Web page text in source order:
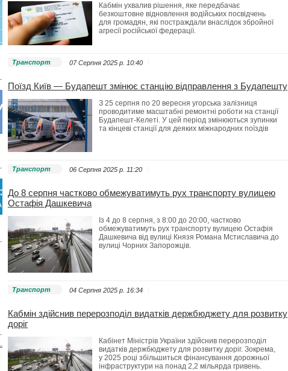
Кабмін ухвалив рішення, яке передбачає
безкоштовне відновлення водійських посвідчень
для громадян, які постраждали внаслідок збройної
агресії російської федерації.
Транспорт 07 Серпня 2025 p. 10:40
Поїзд Київ — Будапешт змінює станцію відправлення з Будапешту
З 25 серпня по 20 вересня угорська залізниця
проводитиме масштабні ремонтні роботи на станції
Будапешт-Келеті. У цей період змінюються зупинки
та кінцеві станції для деяких міжнародних поїздів
Транспорт 06 Серпня 2025 p. 11:20
До 8 серпня частково обмежуватимуть рух транспорту вулицею
Остафія Дашкевича
Із 4 до 8 серпня, з 8:00 до 20:00, частково
обмежуватимуть рух транспорту вулицею Остафія
Дашкевича від вулиці Князя Романа Мстиславича до
вулиці Чорних Запорожців.
Транспорт 04 Серпня 2025 p. 16:34
Кабмін здійснив перерозподіл видатків держбюджету для розвитку
доріг
Кабінет Міністрів України здійснив перерозподіл
видатків держбюджету для розвитку доріг. Зокрема,
у 2025 році збільшиться фінансування дорожньої
інфраструктури на понад 2,2 мільярда гривень.